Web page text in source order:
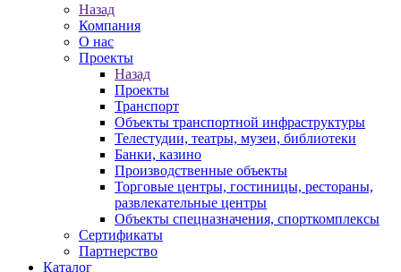
Назад
Компания
О нас
Проекты
Назад
Проекты
Транспорт
Объекты транспортной инфраструктуры
Телестудии, театры, музеи, библиотеки
Банки, казино
Производственные объекты
Торговые центры, гостиницы, рестораны,
развлекательные центры
Объекты спецназначения, спорткомплексы
Сертификаты
Партнерство
Каталог